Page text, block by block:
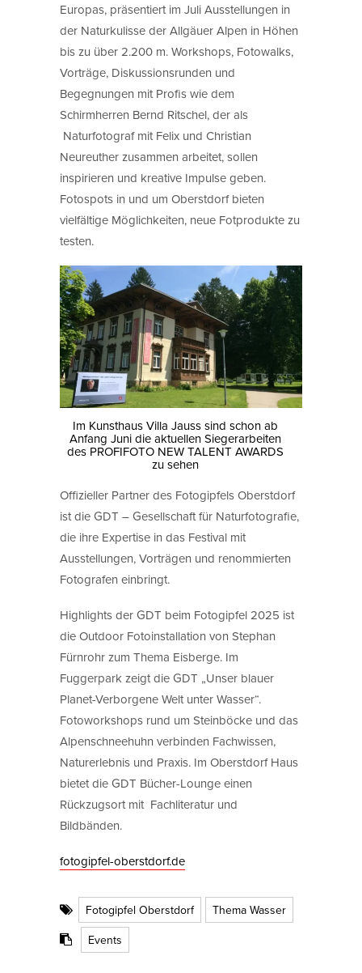
Europas, präsentiert im Juli Ausstellungen in
der Naturkulisse der Allgäuer Alpen in Höhen
bis zu über 2.200 m. Workshops, Fotowalks,
Vorträge, Diskussionsrunden und
Begegnungen mit Profis wie dem
Schirmherren Bernd Ritschel, der als
Naturfotograf mit Felix und Christian
Neureuther zusammen arbeitet, sollen
inspirieren und kreative Impulse geben.
Fotospots in und um Oberstdorf bieten
vielfältige Möglichkeiten, neue Fotprodukte zu
testen.
Im Kunsthaus Villa Jauss sind schon ab
Anfang Juni die aktuellen Siegerarbeiten
des PROFIFOTO NEW TALENT AWARDS
zu sehen
Offizieller Partner des Fotogipfels Oberstdorf
ist die GDT – Gesellschaft für Naturfotografie,
die ihre Expertise in das Festival mit
Ausstellungen, Vorträgen und renommierten
Fotografen einbringt.
Highlights der GDT beim Fotogipfel 2025 ist
die Outdoor Fotoinstallation von Stephan
Fürnrohr zum Thema Eisberge. Im
Fuggerpark zeigt die GDT „Unser blauer
Planet-Verborgene Welt unter Wasser“.
Fotoworkshops rund um Steinböcke und das
Alpenschneehuhn verbinden Fachwissen,
Naturerlebnis und Praxis. Im Oberstdorf Haus
bietet die GDT Bücher-Lounge einen
Rückzugsort mit Fachliteratur und
Bildbänden.
fotogipfel-oberstdorf.de
Fotogipfel Oberstdorf
Thema Wasser
Events